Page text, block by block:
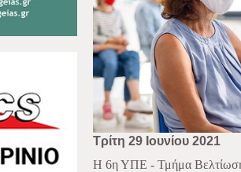
Τρίτη 29 Ιουνίου 2021
Η 6η ΥΠΕ - Τμήμα